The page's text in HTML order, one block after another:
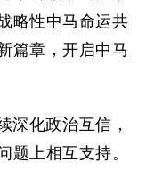
略性中马命运共
篇章，开启中马
深化政治互信，
题上相互支持。